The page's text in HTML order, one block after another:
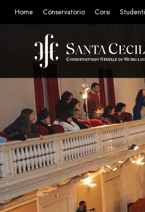
Home Conservatorio Corsi Studenti